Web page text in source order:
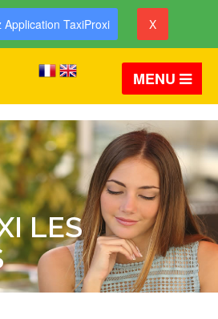
Application TaxiProxi X
MENU
LES